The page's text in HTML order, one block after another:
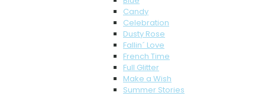
Candy
Celebration
Dusty Rose
Fallin´ Love
French Time
Full Glitter
Make a Wish
Summer Stories